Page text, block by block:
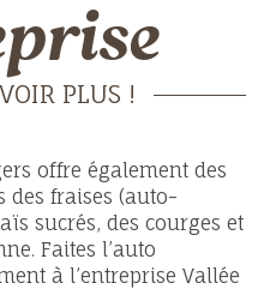
PLUS !
offre également des
des fraises (auto-
sucrés, des courges et
Faites l’auto
à l’entreprise Vallée